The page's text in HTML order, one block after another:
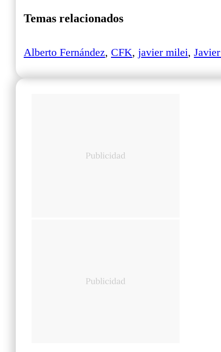
Temas relacionados
Alberto Fernández, CFK, javier milei,